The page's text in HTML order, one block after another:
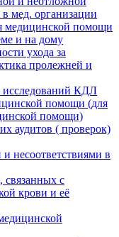
мед. организации
медицинской помощи
и на дому
ухода за
пролежней и
исследований КДЛ
помощи (для
помощи)
аудитов ( проверок)
несоответствиями в
связанных с
крови и её